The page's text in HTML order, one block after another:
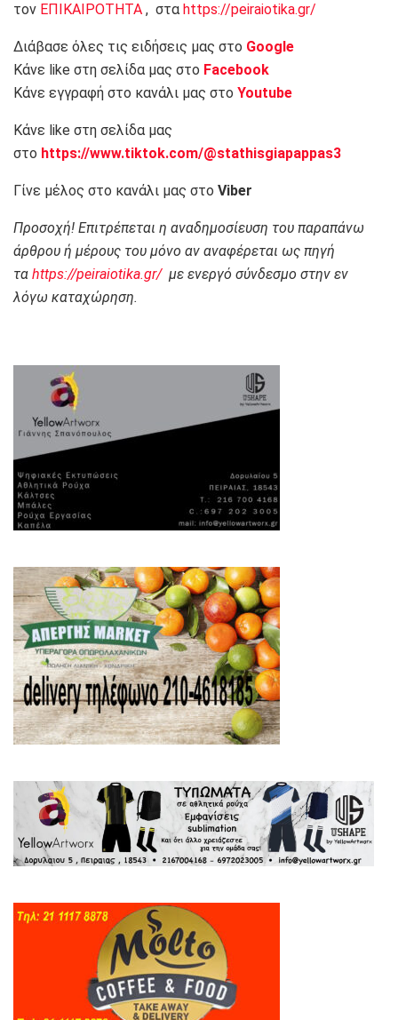
τον ΕΠΙΚΑΙΡΟΤΗΤΑ , στα https://peiraiotika.gr/
Διάβασε όλες τις ειδήσεις μας στο Google
Κάνε like στη σελίδα μας στο Facebook
Κάνε εγγραφή στο κανάλι μας στο Youtube
Κάνε like στη σελίδα μας
στο https://www.tiktok.com/@stathisgiapappas3
Γίνε μέλος στο κανάλι μας στο Viber
Προσοχή! Επιτρέπεται η αναδημοσίευση του παραπάνω
άρθρου ή μέρους του μόνο αν αναφέρεται ως πηγή
τα https://peiraiotika.gr/με ενεργό σύνδεσμο στην εν
λόγω καταχώρηση.